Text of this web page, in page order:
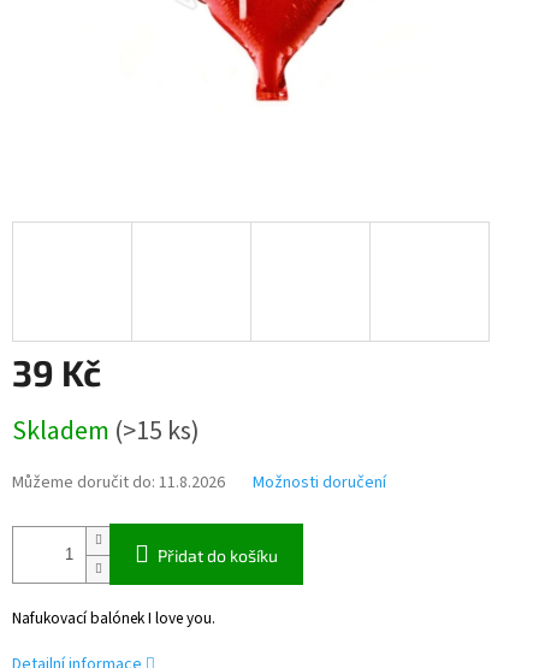
39 Kč
cena:
Skladem (>15 ks)
Můžeme doručit do: 11.8.2026 Možnosti doručení
Přidat do košíku
Nafukovací balónek I love you.